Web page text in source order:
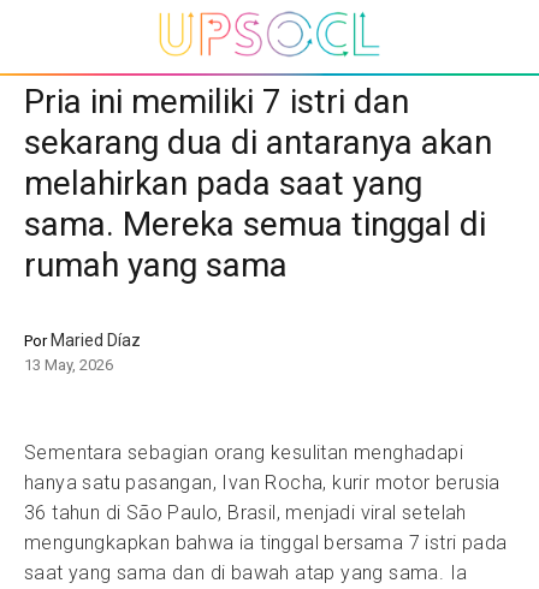
Pria ini memiliki 7 istri dan
sekarang dua di antaranya akan
melahirkan pada saat yang
sama. Mereka semua tinggal di
rumah yang sama
Por Maried Díaz
13 May, 2026
Sementara sebagian orang kesulitan menghadapi
hanya satu pasangan, Ivan Rocha, kurir motor berusia
36 tahun di São Paulo, Brasil, menjadi viral setelah
mengungkapkan bahwa ia tinggal bersama 7 istri pada
saat yang sama dan di bawah atap yang sama. Ia